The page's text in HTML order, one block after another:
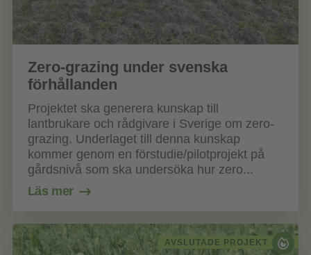
Zero-grazing under svenska
förhållanden
Projektet ska generera kunskap till
lantbrukare och rådgivare i Sverige om zero-
grazing. Underlaget till denna kunskap
kommer genom en förstudie/pilotprojekt på
gårdsnivå som ska undersöka hur zero...
Läs mer
AVSLUTADE PROJEKT